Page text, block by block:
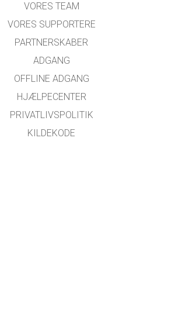
VORES TEAM
VORES SUPPORTERE
PARTNERSKABER
ADGANG
OFFLINE ADGANG
HJÆLPECENTER
PRIVATLIVSPOLITIK
KILDEKODE